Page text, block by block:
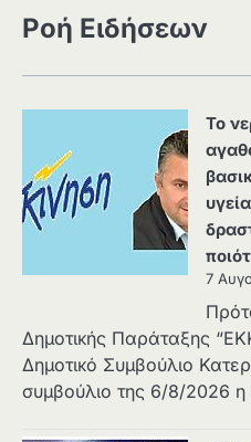
Ροή Ειδήσεων
Το
7
Δημοτικής Παράταξης
Δημοτικό Συμβούλιο
συμβούλιο της 6/8/2026